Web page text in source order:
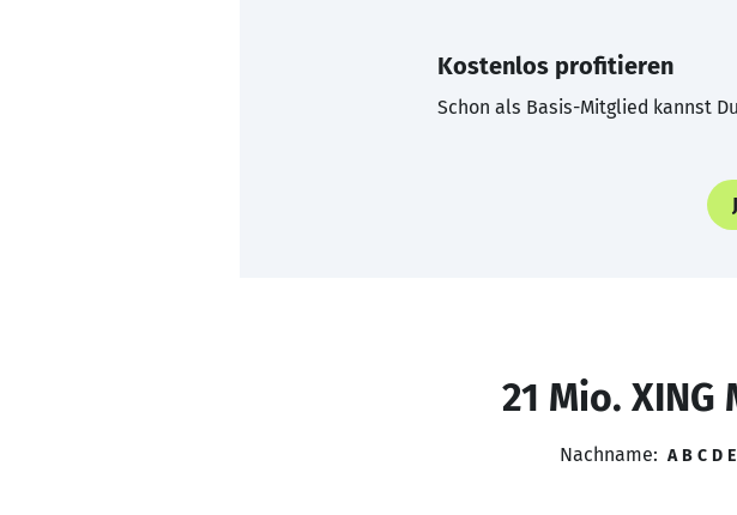
Kostenlos profitieren
Schon als Basis-Mitglied kannst
21 Mio.
Nachname: A B C D E